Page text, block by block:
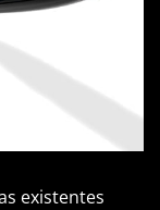
existentes